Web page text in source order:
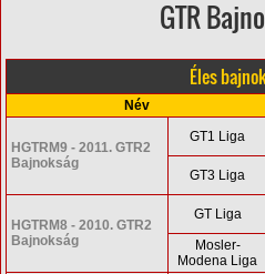
GTR
Éles
Név
HGTRM9 - 2011. GTR2
Bajnokság
GT1 Liga
GT3 Liga
HGTRM8 - 2010. GTR2
Bajnokság
GT Liga
Mosler-
Modena Liga